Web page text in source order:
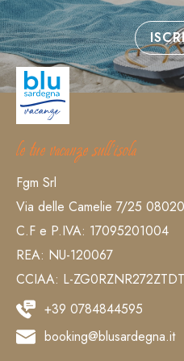
le tue vacanze sull’isola
Fgm Srl
Via delle Camelie 7/25
C.F e P.IVA: 17095201004
REA: NU-120067
CCIAA: L-
+39 0784844595
booking@blusardegna.it